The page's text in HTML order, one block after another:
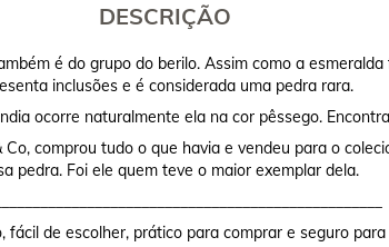
DESCRIÇÃO
é do grupo do berilo. Assim como a
inclusões e é considerada uma pedra rara.
ocorre naturalmente ela na cor pêssego.
comprou tudo o que havia e vendeu para o
pedra. Foi ele quem teve o maior exemplar dela.
fácil de escolher, prático para comprar e seguro para